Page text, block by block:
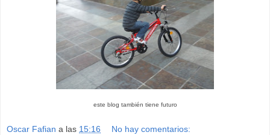
este blog también tiene futuro
Oscar Fafian a las 15:16 No hay comentarios: